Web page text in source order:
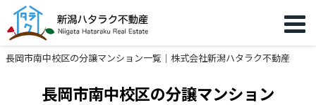
長岡市南中校区の分譲マンション一覧｜株式会社新潟ハタラク不動産
長岡市南中校区の分譲マンション